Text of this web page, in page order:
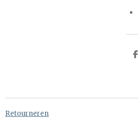
D
Retourneren